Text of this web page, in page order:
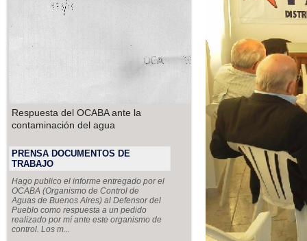
Respuesta del OCABA ante la
contaminación del agua
PRENSA DOCUMENTOS DE
TRABAJO
Hago publico el informe entregado por el
OCABA (Organismo de Control de
Aguas de Buenos Aires) al Defensor del
Pueblo como respuesta a un pedido
realizado por mí ante este organismo de
control. Los m...